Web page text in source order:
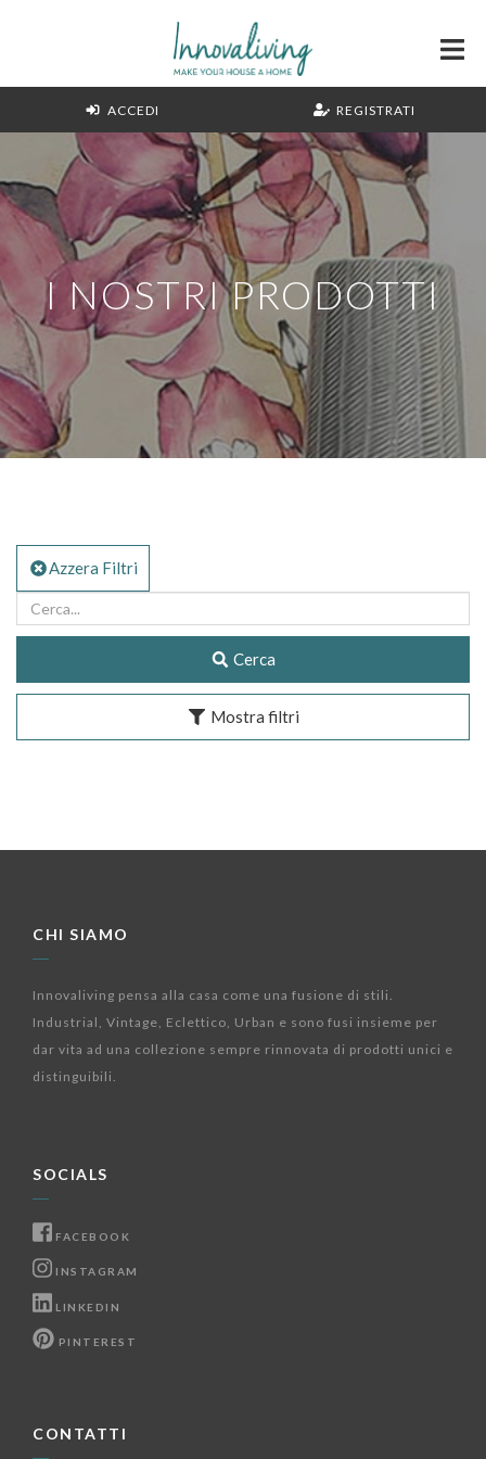
ACCEDI REGISTRATI
I NOSTRI PRODOTTI
Azzera Filtri
Cerca
Mostra filtri
CHI SIAMO
Innovaliving pensa alla casa come una fusione di stili.
Industrial, Vintage, Eclettico, Urban e sono fusi insieme per
dar vita ad una collezione sempre rinnovata di prodotti unici e
distinguibili.
SOCIALS
FACEBOOK
INSTAGRAM
LINKEDIN
PINTEREST
CONTATTI